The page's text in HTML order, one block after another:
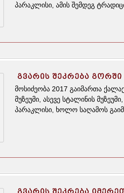
პარაკლისი, ამის შემდეგ
ᲒᲕᲐᲠᲘᲡ ᲨᲔᲙᲠᲔᲑᲐ ᲒᲝᲠᲨᲘ
მოსიძეობა 2017 გაიმართა
მუზეუმი, ასევე სტალინის
პარაკლისი, ხოლო საღამოს